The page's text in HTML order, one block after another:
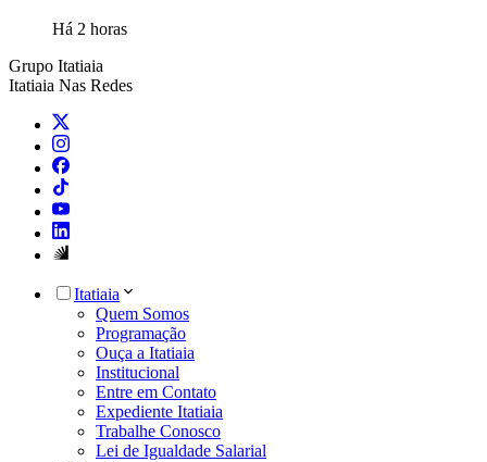
Há 2 horas
Grupo Itatiaia
Itatiaia Nas Redes
Itatiaia
Quem Somos
Programação
Ouça a Itatiaia
Institucional
Entre em Contato
Expediente Itatiaia
Trabalhe Conosco
Lei de Igualdade Salarial